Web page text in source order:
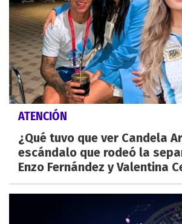
ATENCIÓN
¿Qué tuvo que ver Candela
escándalo que rodeó la
Enzo Fernández y Valentina